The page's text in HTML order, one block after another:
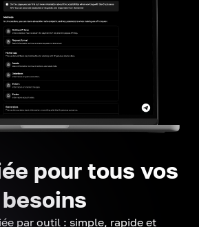
pour tous vos
besoins
par outil : simple, rapide et